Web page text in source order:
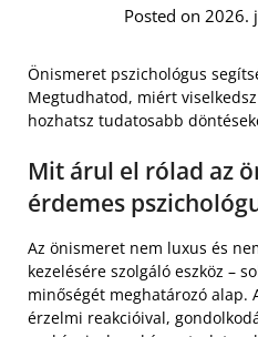
Posted on 2026.
Önismeret pszichológus
Megtudhatod, miért
hozhatsz tudatosabb
Mit árul el rólad az
érdemes
Az önismeret nem luxus és
kezelésére szolgáló eszköz –
minőségét meghatározó alap.
érzelmi reakcióival,